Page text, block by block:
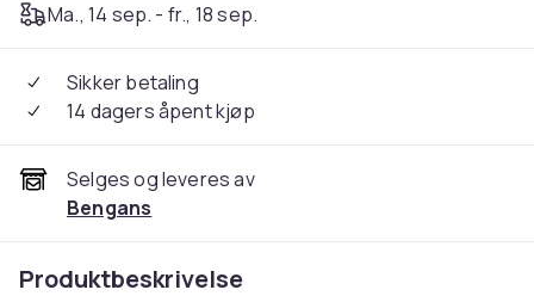
Ma., 14 sep. - fr., 18 sep.
Sikker betaling
14 dagers åpent kjøp
Selges og leveres av
Bengans
Produktbeskrivelse